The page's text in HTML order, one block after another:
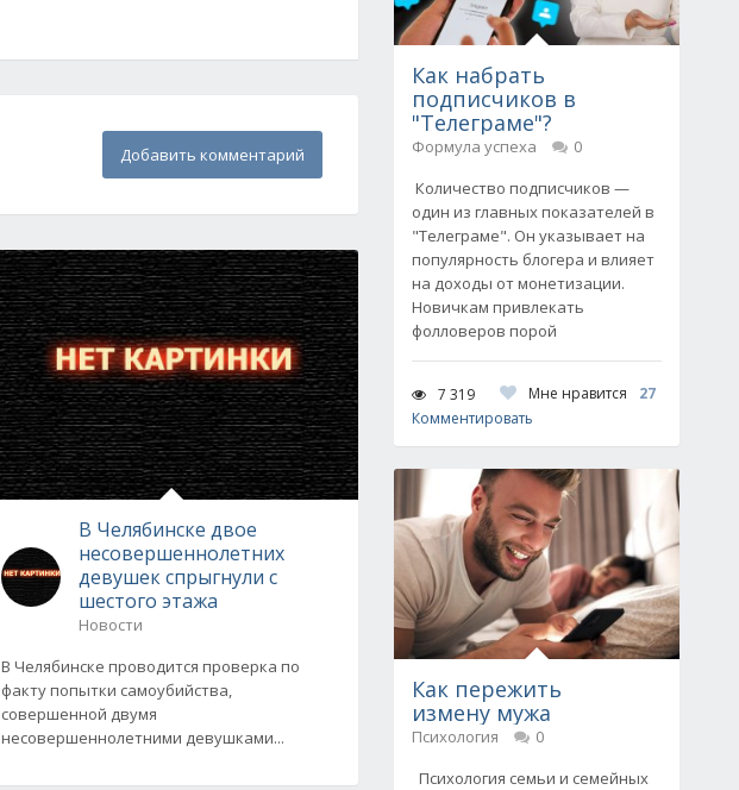
Добавить комментарий
В Челябинске двое
несовершеннолетних
девушек спрыгнули с
шестого этажа
Новости
В Челябинске проводится проверка по
факту попытки самоубийства,
совершенной двумя
несовершеннолетними девушками...
Как набрать
подписчиков в
"Телеграме"?
Формула успеха
0
Количество подписчиков —
один из главных показателей в
"Телеграме". Он указывает на
популярность блогера и влияет
на доходы от монетизации.
Новичкам привлекать
фолловеров порой
7 319 Мне нравится
27
Комментировать
Как пережить
измену мужа
Психология
0
Психология семьи и семейных